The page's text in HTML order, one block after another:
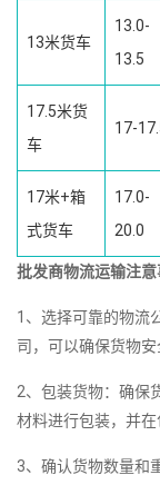
13米货车
13.0-
13.5
17.5米货
车
17-
17米+箱
式货车
17.0-
20.0
批发商物流运输注意
1、选择可靠的物流
司，可以确保货物安
2、包装货物：确保
材料进行包装，并在
3、确认货物数量和